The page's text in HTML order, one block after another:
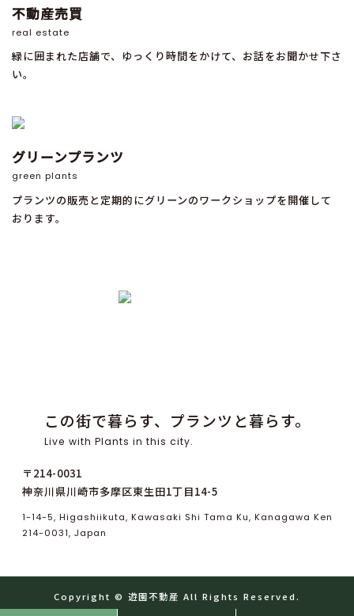
不動産売買
real estate
緑に囲まれた店舗で、ゆっくり時間をかけて、お話をお聞かせ下さ
い。
グリーンプランツ
green plants
プランツの販売と定期的にグリーンのワークショップを開催して
おります。
この街で暮らす、プランツと暮らす。
Live with Plants in this city.
〒214-0031
神奈川県川崎市多摩区東生田1丁目14-5
1-14-5, Higashiikuta, Kawasaki Shi Tama Ku, Kanagawa Ken
214-0031, Japan
Copyright © 遊園不動産 All Rights Reserved.